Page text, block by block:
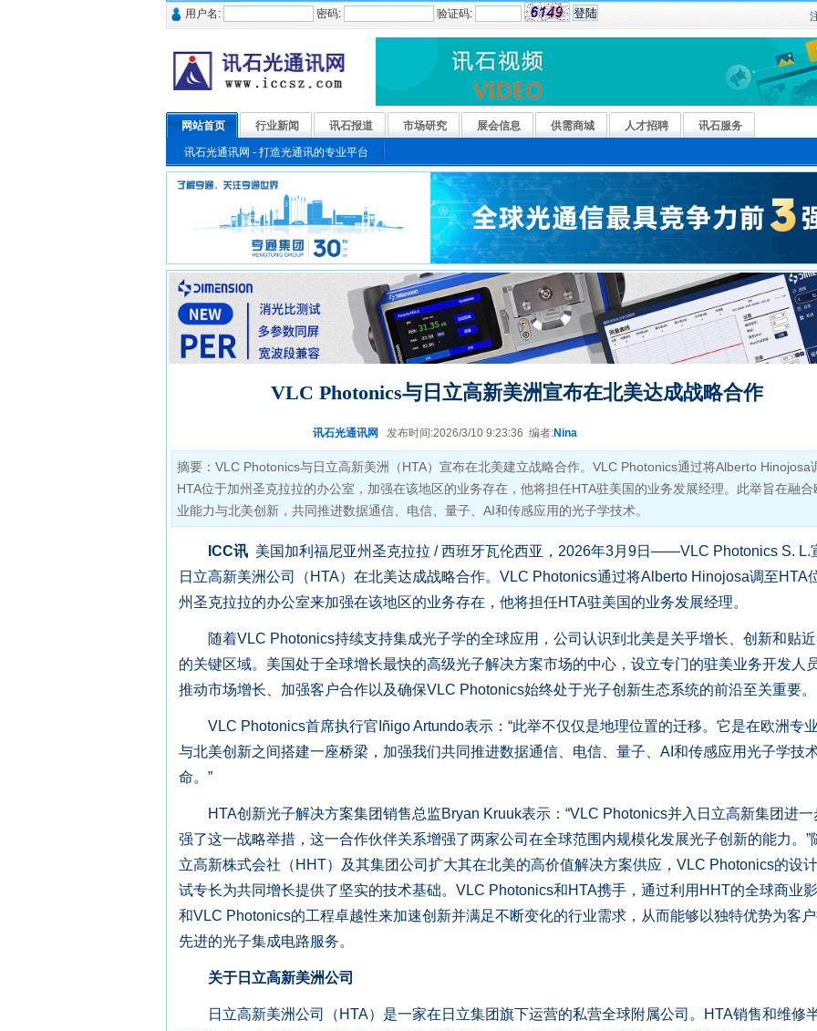
用户名: 密码: 验证码:
网站首页 行业新闻 讯石报道 市场研究 展会信息 供需商城 人才招聘 讯石服务
讯石光通讯网 - 打造光通讯的专业平台
VLC Photonics与日立高新美洲宣布在北美达成战略合作
讯石光通讯网 发布时间:2026/3/10 9:23:36 编者:Nina
摘要：VLC Photonics与日立高新美洲（HTA）宣布在北美建立战略合作。VLC Photonics通过将Alberto Hinojosa
HTA位于加州圣克拉拉的办公室，加强在该地区的业务存在，他将担任HTA驻美国的业务发展经理。此举旨在融合
业能力与北美创新，共同推进数据通信、电信、量子、AI和传感应用的光子学技术。
ICC讯 美国加利福尼亚州圣克拉拉 / 西班牙瓦伦西亚，2026年3月9日——VLC Photonics S. L.
日立高新美洲公司（HTA）在北美达成战略合作。VLC Photonics通过将Alberto Hinojosa调至HTA
州圣克拉拉的办公室来加强在该地区的业务存在，他将担任HTA驻美国的业务发展经理。
随着VLC Photonics持续支持集成光子学的全球应用，公司认识到北美是关乎增长、创新和贴
的关键区域。美国处于全球增长最快的高级光子解决方案市场的中心，设立专门的驻美业务开发人
推动市场增长、加强客户合作以及确保VLC Photonics始终处于光子创新生态系统的前沿至关重要。
VLC Photonics首席执行官Iñigo Artundo表示：“此举不仅仅是地理位置的迁移。它是在欧洲专
与北美创新之间搭建一座桥梁，加强我们共同推进数据通信、电信、量子、AI和传感应用光子学技
命。”
HTA创新光子解决方案集团销售总监Bryan Kruuk表示：“VLC Photonics并入日立高新集团进一
强了这一战略举措，这一合作伙伴关系增强了两家公司在全球范围内规模化发展光子创新的能力。”
立高新株式会社（HHT）及其集团公司扩大其在北美的高价值解决方案供应，VLC Photonics的设
试专长为共同增长提供了坚实的技术基础。VLC Photonics和HTA携手，通过利用HHT的全球商业
和VLC Photonics的工程卓越性来加速创新并满足不断变化的行业需求，从而能够以独特优势为客
先进的光子集成电路服务。
关于日立高新美洲公司
日立高新美洲公司（HTA）是一家在日立集团旗下运营的私营全球附属公司。HTA销售和维修